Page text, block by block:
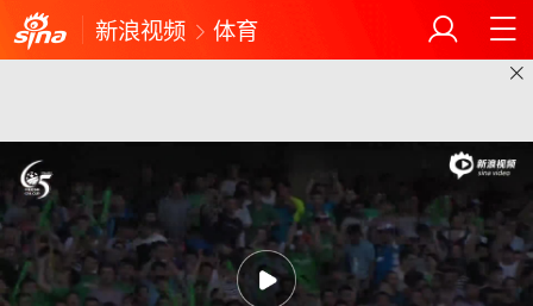
新浪视频 体育